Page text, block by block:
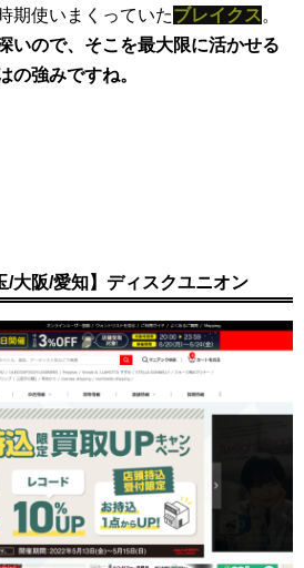
期使いまくっていたブレイクス。
いので、そこを最大限に活かせる
の強みですね。
/大阪/愛知】ディスクユニオン